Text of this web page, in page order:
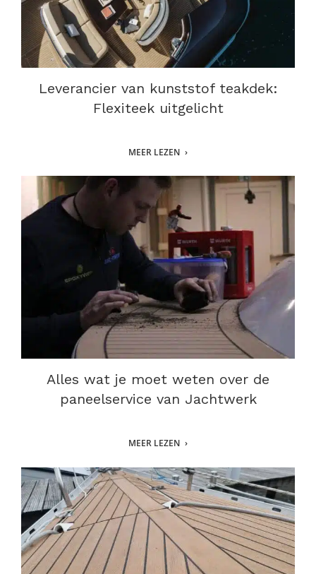
Leverancier van kunststof teakdek:
Flexiteek uitgelicht
MEER LEZEN
Alles wat je moet weten over de
paneelservice van Jachtwerk
MEER LEZEN